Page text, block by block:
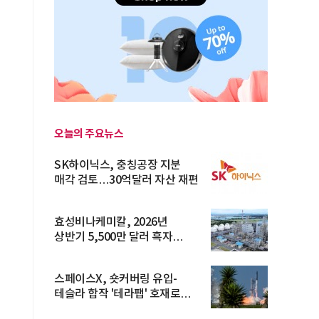
오늘의 주요뉴스
SK하이닉스, 충칭공장 지분
매각 검토…30억달러 자산 재편
효성비나케미칼, 2026년
상반기 5,500만 달러 흑자
스페이스X, 숏커버링 유입-
테슬라 합작 '테라팹' 호재로